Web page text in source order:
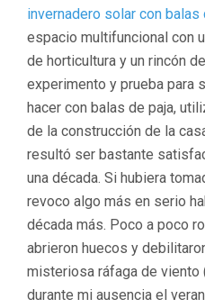
invernadero solar con balas
espacio multifuncional con
de horticultura y un rincón
experimento y prueba para
hacer con balas de paja,
de la construcción de la
resultó ser bastante
una década. Si hubiera
revoco algo más en serio
década más. Poco a poco
abrieron huecos y
misteriosa ráfaga de viento
durante mi ausencia el